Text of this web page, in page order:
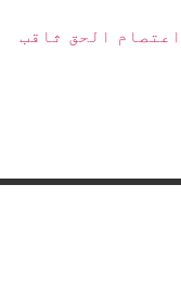
اعتصام الحق ثاقب